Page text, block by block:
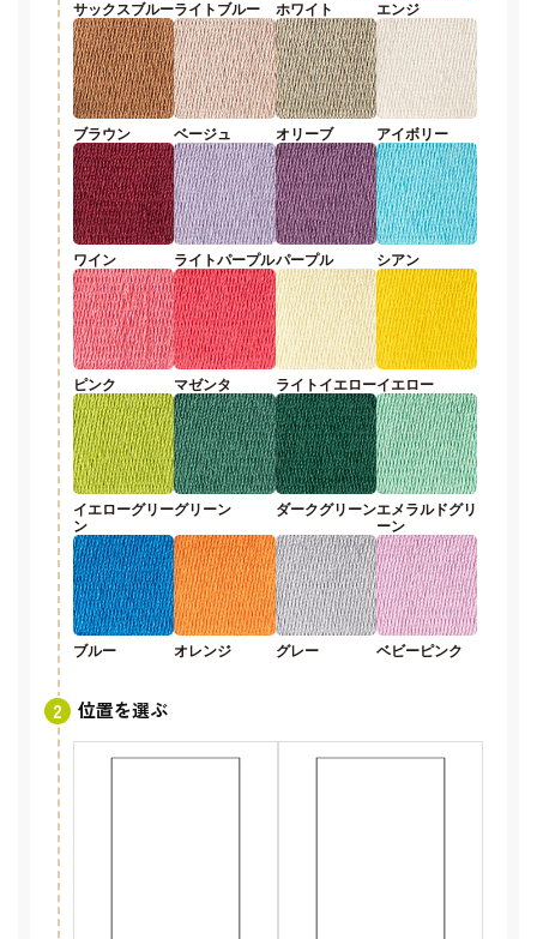
サックスブルーライトブルー ホワイト エンジ
ブラウン ベージュ オリーブ アイボリー
ワイン ライトパープルパープル シアン
ピンク マゼンタ ライトイエローイエロー
イエローグリー
ン
グリーン ダークグリーンエメラルドグリ
ーン
ブルー オレンジ グレー ベビーピンク
位置を選ぶ